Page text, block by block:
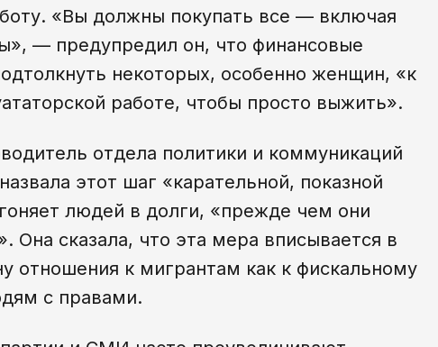
«Вы должны покупать все — включая
— предупредил он, что финансовые
некоторых, особенно женщин, «к
работе, чтобы просто выжить».
отдела политики и коммуникаций
этот шаг «карательной, показной
людей в долги, «прежде чем они
Она сказала, что эта мера вписывается в
отношения к мигрантам как к фискальному
с правами.